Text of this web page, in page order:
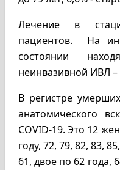
Лечение в
пациентов. На
состоянии
неинвазивной ИВЛ –
В регистре
анатомического
COVID-19. Это 12
году, 72, 79, 82, 83,
61, двое по 62 года,